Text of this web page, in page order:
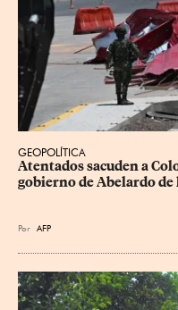
GEOPOLÍTICA
Atentados sacuden a
gobierno de Abelardo
Por AFP